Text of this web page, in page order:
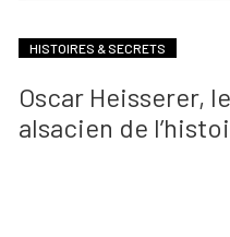
HISTOIRES & SECRETS
Oscar Heisserer,
alsacien de